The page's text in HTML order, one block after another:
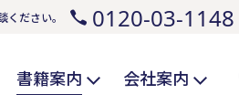
ださい。 0120-03-1148
書籍案内 会社案内